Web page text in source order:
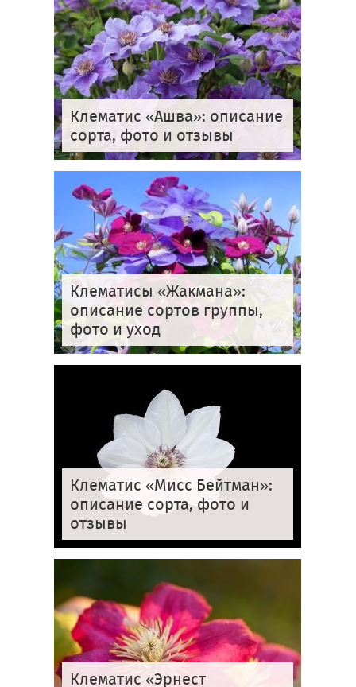
Клематис «Ашва»: описание
сорта, фото и отзывы
Клематисы «Жакмана»:
описание сортов группы,
фото и уход
Клематис «Мисс Бейтман»:
описание сорта, фото и
отзывы
Клематис «Эрнест